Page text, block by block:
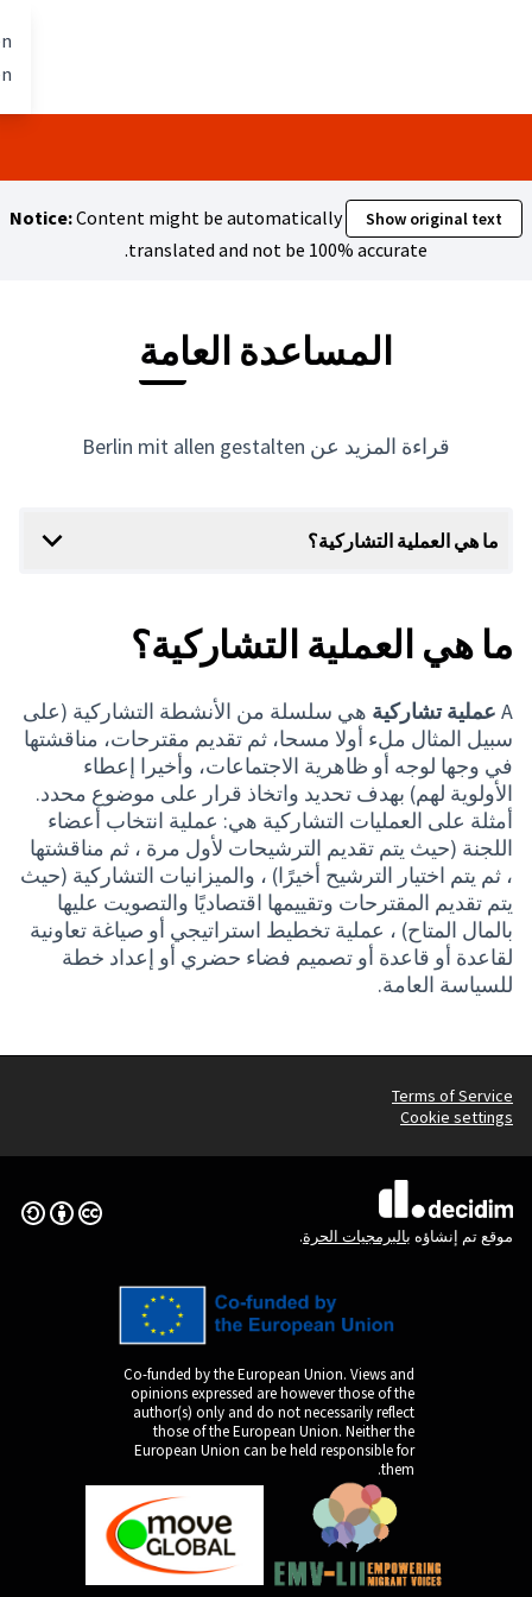
Notice:Content might be
translated and not
العامة
الأنشطة التشاركية (على
ثم تقديم مقترحات، مناقشتها
وأخيرا إعطاء
قرار على موضوع محدد.
هي: عملية انتخاب أعضاء
لأول مرة ، ثم مناقشتها
، والميزانيات التشاركية (حيث
اقتصاديًا والتصويت عليها
استراتيجي أو صياغة تعاونية
حضري أو إعداد خطة
Co-funded by the
opinions expressed
author(s) only and do
those of the
European Union can